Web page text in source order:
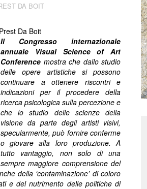
DA BOIT
Da Boit
Il Congresso internazionale
annuale Visual Science of Art
Conference mostra che dallo studio
delle opere artistiche si possono
continuare a ottenere riscontri e
indicazioni per il procedere della
ricerca psicologica sulla percezione e
che lo studio delle scienze della
visione da parte degli artisti visivi,
specularmente, può fornire conferme
o giovare alla loro produzione. A
tutto vantaggio, non solo di una
sempre maggiore comprensione del
della ‘contaminazione’ di coloro
e del nutrimento delle politiche di